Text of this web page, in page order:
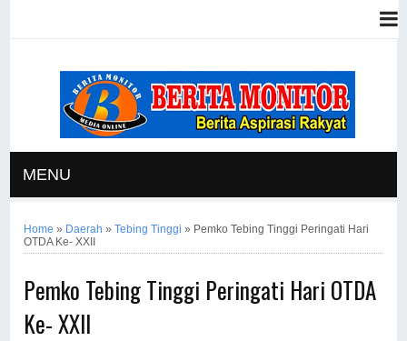
MENU
Home » Daerah »Tebing Tinggi » Pemko Tebing Tinggi Peringati Hari
OTDA Ke- XXII
Pemko Tebing Tinggi Peringati Hari OTDA
Ke- XXII